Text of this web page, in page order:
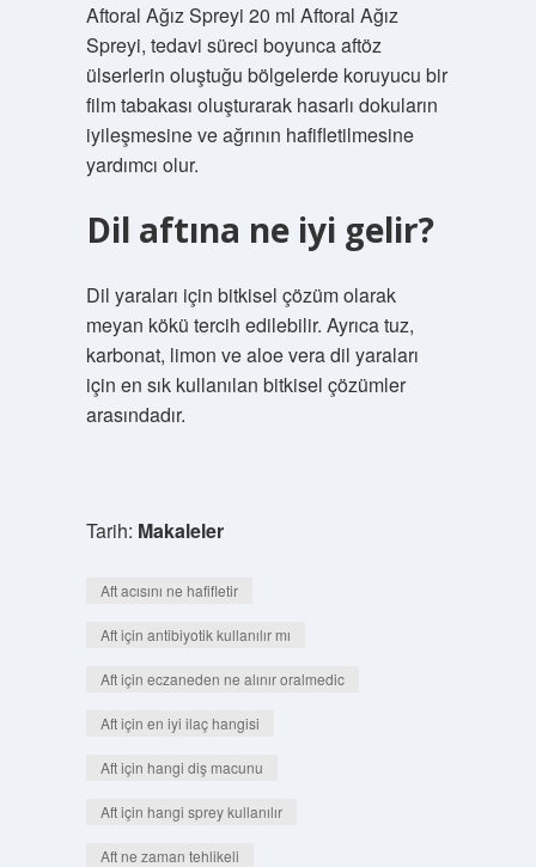
Aftoral Ağız Spreyi 20 ml Aftoral Ağız
Spreyi, tedavi süreci boyunca aftöz
ülserlerin oluştuğu bölgelerde koruyucu bir
film tabakası oluşturarak hasarlı dokuların
iyileşmesine ve ağrının hafifletilmesine
yardımcı olur.
Dil aftına ne iyi gelir?
Dil yaraları için bitkisel çözüm olarak
meyan kökü tercih edilebilir. Ayrıca tuz,
karbonat, limon ve aloe vera dil yaraları
için en sık kullanılan bitkisel çözümler
arasındadır.
Tarih: Makaleler
Aft acısını ne hafifletir
Aft için antibiyotik kullanılır mı
Aft için eczaneden ne alınır oralmedic
Aft için en iyi ilaç hangisi
Aft için hangi diş macunu
Aft için hangi sprey kullanılır
Aft ne zaman tehlikeli